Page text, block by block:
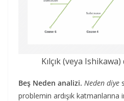
Kılçık (veya
Beş Neden analizi. Neden diye
problemin ardışık